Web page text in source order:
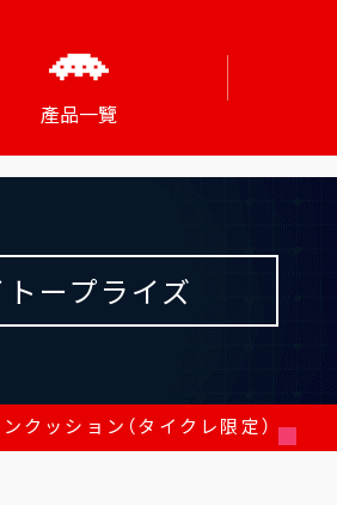
產品一覽
ープライズ
ッション（タイクレ限定）